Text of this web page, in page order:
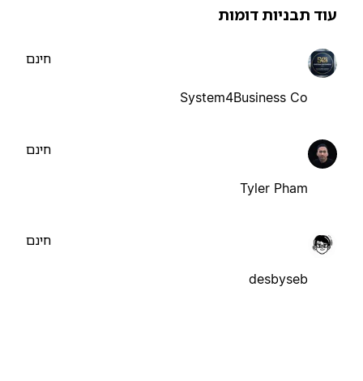
תבניות דומות
System4Business Co
Tyler Pham
desbyseb